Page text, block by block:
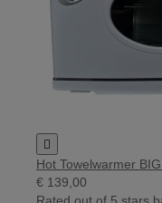

Hot Towelwarmer
€ 139,00